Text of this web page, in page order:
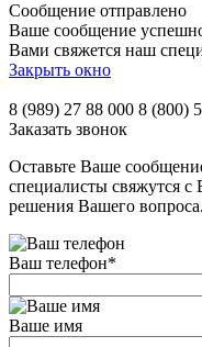
Сообщение отправлено
Ваше сообщение
Вами свяжется наш
Закрыть окно
8 (989) 27 88 000 8 (800)
Заказать звонок
Оставьте Ваше
специалисты свяжутся
решения Вашего вопроса.
Ваш телефон*
Ваше имя